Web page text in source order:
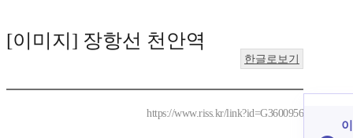
[이미지] 장항선 천안역
한글로보기
https://www.riss.kr/link?id=G3600956